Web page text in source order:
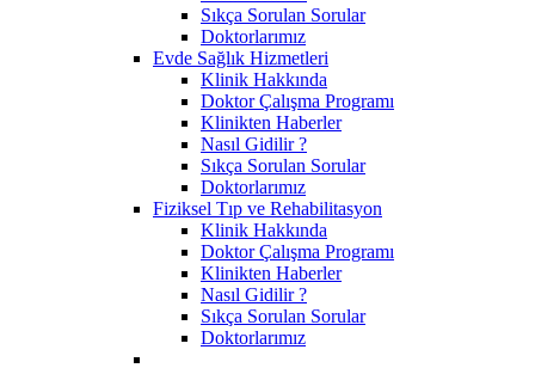
Sıkça Sorulan Sorular
Doktorlarımız
Evde Sağlık Hizmetleri
Klinik Hakkında
Doktor Çalışma Programı
Klinikten Haberler
Nasıl Gidilir ?
Sıkça Sorulan Sorular
Doktorlarımız
Fiziksel Tıp ve Rehabilitasyon
Klinik Hakkında
Doktor Çalışma Programı
Klinikten Haberler
Nasıl Gidilir ?
Sıkça Sorulan Sorular
Doktorlarımız